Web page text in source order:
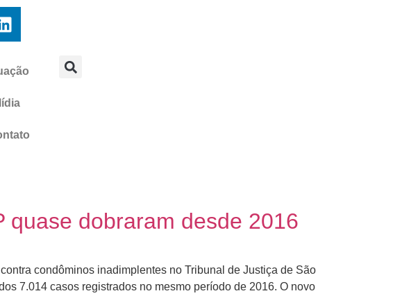
quase dobraram desde 2016
condôminos inadimplentes no Tribunal de Justiça de São
7.014 casos registrados no mesmo período de 2016. O novo